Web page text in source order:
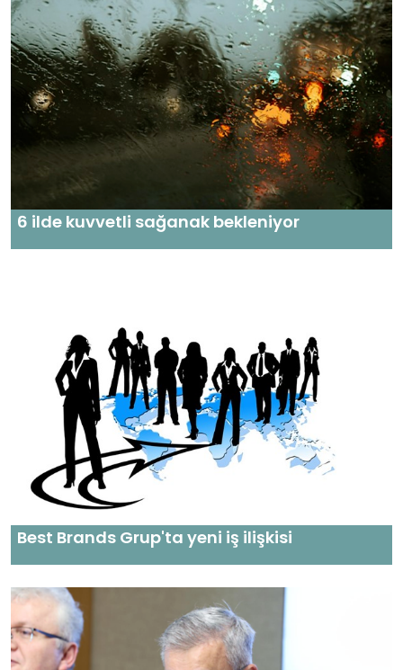
6 ilde kuvvetli sağanak bekleniyor
Best Brands Grup'ta yeni iş ilişkisi